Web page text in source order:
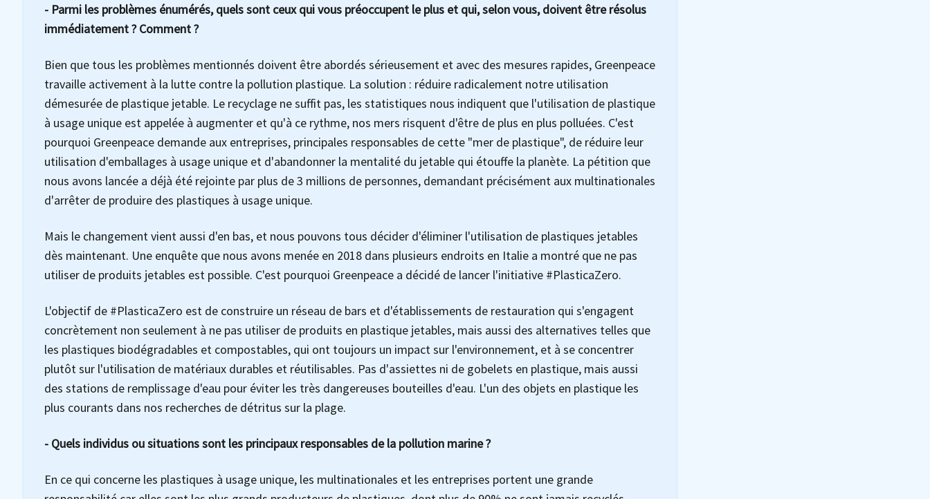
- Parmi les problèmes énumérés, quels sont ceux qui vous préoccupent le plus et qui, selon vous, doivent être résolus
immédiatement ? Comment ?
Bien que tous les problèmes mentionnés doivent être abordés sérieusement et avec des mesures rapides, Greenpeace
travaille activement à la lutte contre la pollution plastique. La solution : réduire radicalement notre utilisation
démesurée de plastique jetable. Le recyclage ne suffit pas, les statistiques nous indiquent que l'utilisation de plastique
à usage unique est appelée à augmenter et qu'à ce rythme, nos mers risquent d'être de plus en plus polluées. C'est
pourquoi Greenpeace demande aux entreprises, principales responsables de cette "mer de plastique", de réduire leur
utilisation d'emballages à usage unique et d'abandonner la mentalité du jetable qui étouffe la planète. La pétition que
nous avons lancée a déjà été rejointe par plus de 3 millions de personnes, demandant précisément aux multinationales
d'arrêter de produire des plastiques à usage unique.
Mais le changement vient aussi d'en bas, et nous pouvons tous décider d'éliminer l'utilisation de plastiques jetables
dès maintenant. Une enquête que nous avons menée en 2018 dans plusieurs endroits en Italie a montré que ne pas
utiliser de produits jetables est possible. C'est pourquoi Greenpeace a décidé de lancer l'initiative #PlasticaZero.
L'objectif de #PlasticaZero est de construire un réseau de bars et d'établissements de restauration qui s'engagent
concrètement non seulement à ne pas utiliser de produits en plastique jetables, mais aussi des alternatives telles que
les plastiques biodégradables et compostables, qui ont toujours un impact sur l'environnement, et à se concentrer
plutôt sur l'utilisation de matériaux durables et réutilisables. Pas d'assiettes ni de gobelets en plastique, mais aussi
des stations de remplissage d'eau pour éviter les très dangereuses bouteilles d'eau. L'un des objets en plastique les
plus courants dans nos recherches de détritus sur la plage.
- Quels individus ou situations sont les principaux responsables de la pollution marine ?
En ce qui concerne les plastiques à usage unique, les multinationales et les entreprises portent une grande